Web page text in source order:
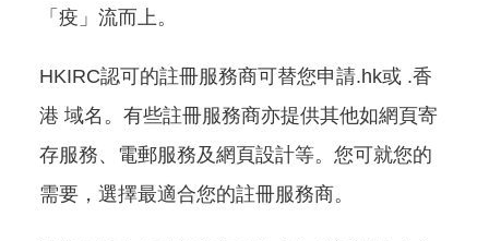
「疫」流而上。
HKIRC認可的註冊服務商可替您申請.hk或 .香
港 域名。有些註冊服務商亦提供其他如網頁寄
存服務、電郵服務及網頁設計等。您可就您的
需要，選擇最適合您的註冊服務商。